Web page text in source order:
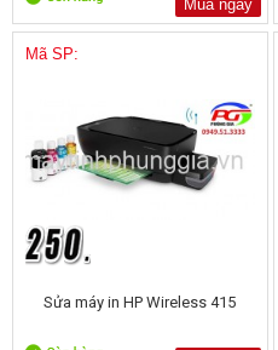
Mua ngay
Mã SP:
Sửa máy in HP Wireless 415